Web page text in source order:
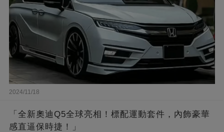
2024/11/18
「全新奧迪Q5全球亮相！標配運動套件，內飾豪華
感直逼保時捷！」